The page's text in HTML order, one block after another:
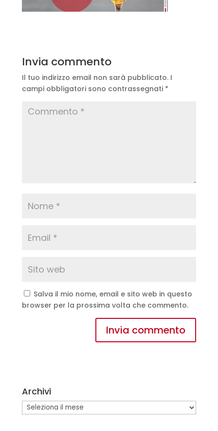
Invia commento
Il tuo indirizzo email non sarà pubblicato. I
campi obbligatori sono contrassegnati *
Salva il mio nome, email e sito web in questo
browser per la prossima volta che commento.
r
n
a
Archivi
Archivi